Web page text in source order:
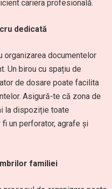
cariera profesională.
dedicată
organizarea documentelor
Un birou cu spațiu de
de dosare poate facilita
Asigură-te că zona de
la dispoziție toate
un perforator, agrafe și
familiei